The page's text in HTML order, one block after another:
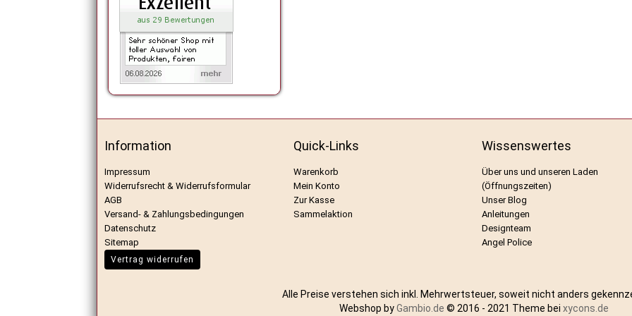
Information
Impressum
Widerrufsrecht & Widerrufsformular
AGB
Versand- & Zahlungsbedingungen
Datenschutz
Sitemap
Vertrag widerrufen
Quick-Links
Warenkorb
Mein Konto
Zur Kasse
Sammelaktion
Wissenswertes
Über uns und unseren Laden
(Öffnungszeiten)
Unser Blog
Anleitungen
Designteam
Angel Police
Alle Preise verstehen sich inkl. Mehrwertsteuer, soweit nicht anders
Webshop byGambio.de © 2016 - 2021 Theme bei xycons.de